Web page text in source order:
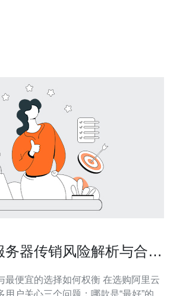
人提供卓越的网络体验。 首先，
务器传销风险解析与合法
最便宜的选择如何权衡 在选购阿里云
户关心三个问题：哪款是“最好”的